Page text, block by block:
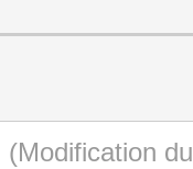
(Modification